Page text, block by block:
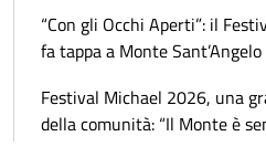
“Con gli Occhi Aperti”: il
fa tappa a Monte Sant’Angelo
Festival Michael 2026, una
della comunità: “Il Monte è